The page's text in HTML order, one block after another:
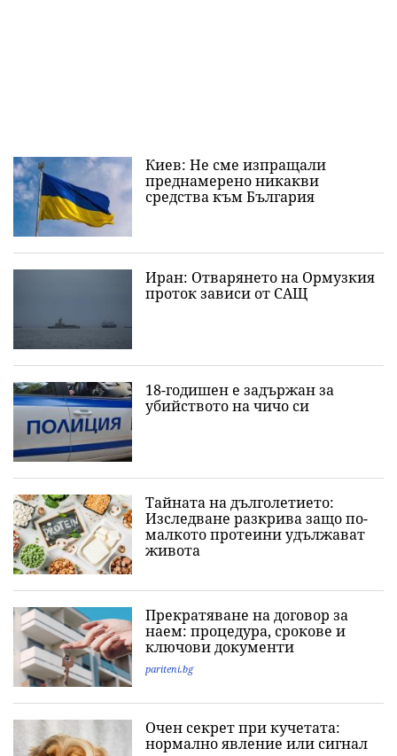
Киев: Не сме изпращали
преднамерено никакви
средства към България
Иран: Отварянето на Ормузкия
проток зависи от САЩ
18-годишен е задържан за
убийството на чичо си
Тайната на дълголетието:
Изследване разкрива защо по-
малкото протеини удължават
живота
Прекратяване на договор за
наем: процедура, срокове и
ключови документи
pariteni.bg
Очен секрет при кучетата:
нормално явление или сигнал